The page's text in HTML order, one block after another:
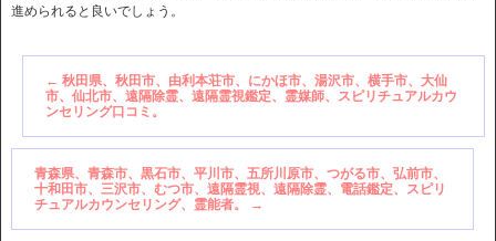
進められると良いでしょう。
← 秋田県、秋田市、由利本荘市、にかほ市、湯沢市、横手市、大仙
市、仙北市、遠隔除霊、遠隔霊視鑑定、霊媒師、スピリチュアルカウ
ンセリング口コミ。
青森県、青森市、黒石市、平川市、五所川原市、つがる市、弘前市、
十和田市、三沢市、むつ市、遠隔霊視、遠隔除霊、電話鑑定、スピリ
チュアルカウンセリング、霊能者。
→